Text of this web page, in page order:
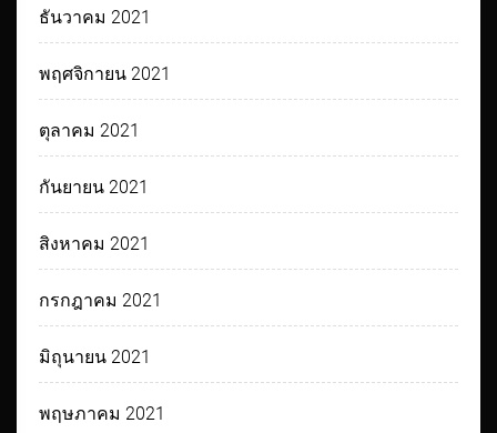
ธันวาคม 2021
พฤศจิกายน 2021
ตุลาคม 2021
กันยายน 2021
สิงหาคม 2021
กรกฎาคม 2021
มิถุนายน 2021
พฤษภาคม 2021